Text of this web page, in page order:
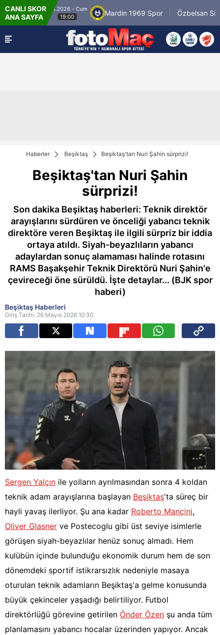
CANLI SKOR
ANA SAYFA
8.8.2026 - Cum
19:00
Mardin 1969 Spor Özbelsan
Haberler Beşiktaş Beşiktaş'tan Nuri Şahin sürprizi!
Beşiktaş'tan Nuri Şahin
sürprizi!
Son dakika Beşiktaş haberleri: Teknik direktör
arayışlarını sürdüren ve önceliği yabancı teknik
direktöre veren Beşiktaş ile ilgili sürpriz bir iddia
ortaya atıldı. Siyah-beyazlıların yabancı
adaylardan sonuç alamaması halinde rotasını
RAMS Başakşehir Teknik Direktörü Nuri Şahin'e
çevireceği öne sürüldü. İşte detaylar... (BJK spor
haberi)
Beşiktaş Haberleri
Giriş Tarihi: 26 Mayıs 2026 10:30
Sergen Yalçın ile yolların ayrılmasından sonra 4 koldan
teknik adam arayışlarına başlayan Beşiktaş'ta süreç bir
hayli yavaş ilerliyor. Şu ana kadar Roberto Mancini,
Oliver Glasner ve Postecoglu gibi üst seviye isimlerle
görüşen siyah-beyazlılar henüz sonuç almadı. Hem
kulübün içinde bulunduğu ekonomik durum hem de son
dönemdeki sportif istikrarsızlık nedeniyle masaya
oturulan teknik adamların Beşiktaş'a gelme konusunda
büyük çekinceler yaşadığı belirtiliyor. Futbol
direktörlüğü görevine getirilen Önder Özen şu anda tüm
planlamasını yabancı hocalar üzerinden yapıyor. Ancak